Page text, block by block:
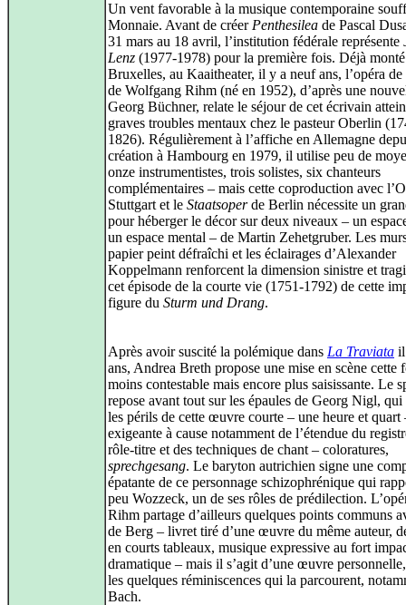
Un vent favorable à la musique contemporaine
Monnaie. Avant de créer Penthesilea de Pascal
31 mars au 18 avril, l’institution fédérale représente
Lenz (1977-1978) pour la première fois. Déjà
Bruxelles, au Kaaitheater, il y a neuf ans, l’opéra de
de Wolfgang Rihm (né en 1952), d’après une
Georg Büchner, relate le séjour de cet écrivain
graves troubles mentaux chez le pasteur Oberlin
1826). Régulièrement à l’affiche en Allemagne
création à Hambourg en 1979, il utilise peu de
onze instrumentistes, trois solistes, six chanteurs
complémentaires – mais cette coproduction avec
Stuttgart et le Staatsoperde Berlin nécessite un
pour héberger le décor sur deux niveaux – un
un espace mental – de Martin Zehetgruber. Les
papier peint défraîchi et les éclairages d’Alexander
Koppelmann renforcent la dimension sinistre et
cet épisode de la courte vie (1751-1792) de cette
figure du Sturm und Drang.
Après avoir suscité la polémique dans La Traviata
ans, Andrea Breth propose une mise en scène cette
moins contestable mais encore plus saisissante. Le
repose avant tout sur les épaules de Georg Nigl,
les périls de cette œuvre courte – une heure et quart
exigeante à cause notamment de l’étendue du
rôle-titre et des techniques de chant – coloratures,
sprechgesang. Le baryton autrichien signe une
épatante de ce personnage schizophrénique qui
peu Wozzeck, un de ses rôles de prédilection.
Rihm partage d’ailleurs quelques points communs
de Berg – livret tiré d’une œuvre du même auteur,
en courts tableaux, musique expressive au fort
dramatique – mais il s’agit d’une œuvre
les quelques réminiscences qui la parcourent,
Bach.